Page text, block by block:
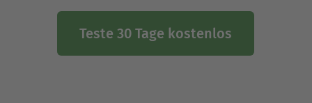
Teste 30 Tage kostenlos